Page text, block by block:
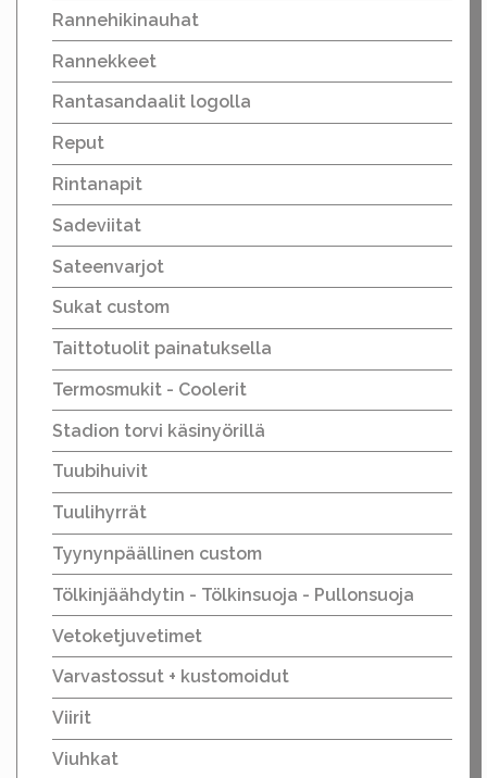
Rannehikinauhat
Rannekkeet
Rantasandaalit logolla
Reput
Rintanapit
Sadeviitat
Sateenvarjot
Sukat custom
Taittotuolit painatuksella
Termosmukit - Coolerit
Stadion torvi käsinyörillä
Tuubihuivit
Tuulihyrrät
Tyynynpäällinen custom
Tölkinjäähdytin - Tölkinsuoja - Pullonsuoja
Vetoketjuvetimet
Varvastossut + kustomoidut
Viirit
Viuhkat